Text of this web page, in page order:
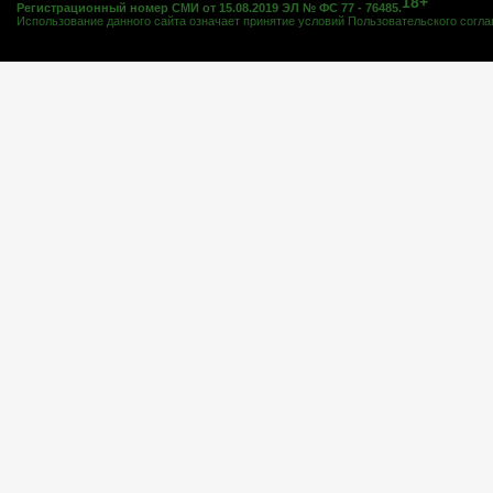
Регистрационный номер СМИ от 15.08.2019 ЭЛ № ФС 77 - 76485.
Использование данного сайта означает принятие условий Пользовательского